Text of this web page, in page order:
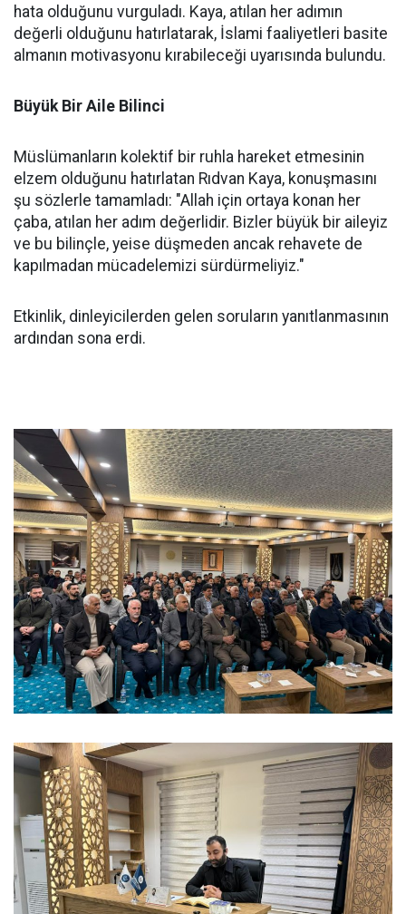
hata olduğunu vurguladı. Kaya, atılan her adımın
değerli olduğunu hatırlatarak, İslami faaliyetleri basite
almanın motivasyonu kırabileceği uyarısında bulundu.
Büyük Bir Aile Bilinci
Müslümanların kolektif bir ruhla hareket etmesinin
elzem olduğunu hatırlatan Rıdvan Kaya, konuşmasını
şu sözlerle tamamladı: "Allah için ortaya konan her
çaba, atılan her adım değerlidir. Bizler büyük bir aileyiz
ve bu bilinçle, yeise düşmeden ancak rehavete de
kapılmadan mücadelemizi sürdürmeliyiz."
Etkinlik, dinleyicilerden gelen soruların yanıtlanmasının
ardından sona erdi.